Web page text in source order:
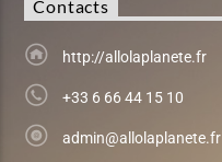
Contacts
http://allolaplanete.fr
+33 6 66 44 15 10
admin@allolaplanete.fr